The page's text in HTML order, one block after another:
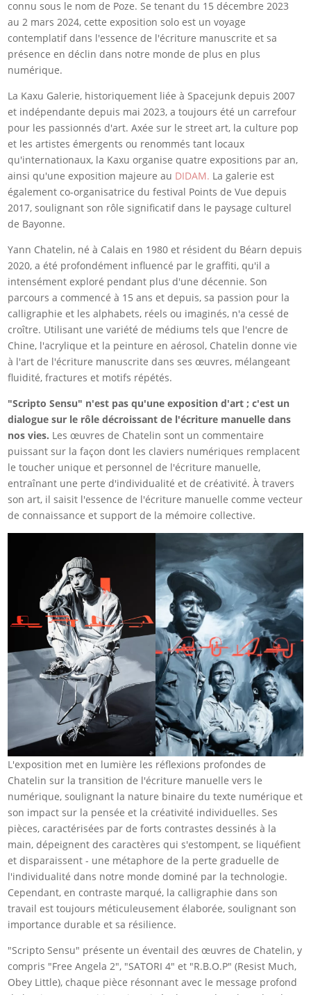
connu sous le nom de Poze. Se tenant du 15 décembre 2023
au 2 mars 2024, cette exposition solo est un voyage
contemplatif dans l'essence de l'écriture manuscrite et sa
présence en déclin dans notre monde de plus en plus
numérique.
La Kaxu Galerie, historiquement liée à Spacejunk depuis 2007
et indépendante depuis mai 2023, a toujours été un carrefour
pour les passionnés d'art. Axée sur le street art, la culture pop
et les artistes émergents ou renommés tant locaux
qu'internationaux, la Kaxu organise quatre expositions par an,
ainsi qu'une exposition majeure au DIDAM. La galerie est
également co-organisatrice du festival Points de Vue depuis
2017, soulignant son rôle significatif dans le paysage culturel
de Bayonne.
Yann Chatelin, né à Calais en 1980 et résident du Béarn depuis
2020, a été profondément influencé par le graffiti, qu'il a
intensément exploré pendant plus d'une décennie. Son
parcours a commencé à 15 ans et depuis, sa passion pour la
calligraphie et les alphabets, réels ou imaginés, n'a cessé de
croître. Utilisant une variété de médiums tels que l'encre de
Chine, l'acrylique et la peinture en aérosol, Chatelin donne vie
à l'art de l'écriture manuscrite dans ses œuvres, mélangeant
fluidité, fractures et motifs répétés.
"Scripto Sensu" n'est pas qu'une exposition d'art ; c'est un
dialogue sur le rôle décroissant de l'écriture manuelle dans
nos vies. Les œuvres de Chatelin sont un commentaire
puissant sur la façon dont les claviers numériques remplacent
le toucher unique et personnel de l'écriture manuelle,
entraînant une perte d'individualité et de créativité. À travers
son art, il saisit l'essence de l'écriture manuelle comme vecteur
de connaissance et support de la mémoire collective.
L'exposition met en lumière les réflexions profondes de
Chatelin sur la transition de l'écriture manuelle vers le
numérique, soulignant la nature binaire du texte numérique et
son impact sur la pensée et la créativité individuelles. Ses
pièces, caractérisées par de forts contrastes dessinés à la
main, dépeignent des caractères qui s'estompent, se liquéfient
et disparaissent - une métaphore de la perte graduelle de
l'individualité dans notre monde dominé par la technologie.
Cependant, en contraste marqué, la calligraphie dans son
travail est toujours méticuleusement élaborée, soulignant son
importance durable et sa résilience.
"Scripto Sensu" présente un éventail des œuvres de Chatelin, y
compris "Free Angela 2", "SATORI 4" et "R.B.O.P" (Resist Much,
Obey Little), chaque pièce résonnant avec le message profond